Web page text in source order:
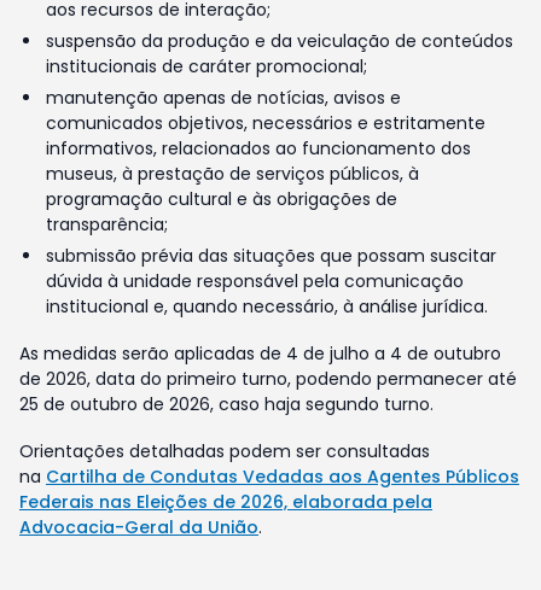
aos recursos de interação;
suspensão da produção e da veiculação de conteúdos
institucionais de caráter promocional;
manutenção apenas de notícias, avisos e
comunicados objetivos, necessários e estritamente
informativos, relacionados ao funcionamento dos
museus, à prestação de serviços públicos, à
programação cultural e às obrigações de
transparência;
submissão prévia das situações que possam suscitar
dúvida à unidade responsável pela comunicação
institucional e, quando necessário, à análise jurídica.
As medidas serão aplicadas de 4 de julho a 4 de outubro
de 2026, data do primeiro turno, podendo permanecer até
25 de outubro de 2026, caso haja segundo turno.
Orientações detalhadas podem ser consultadas
na Cartilha de Condutas Vedadas aos Agentes Públicos
Federais nas Eleições de 2026, elaborada pela
Advocacia-Geral da União.